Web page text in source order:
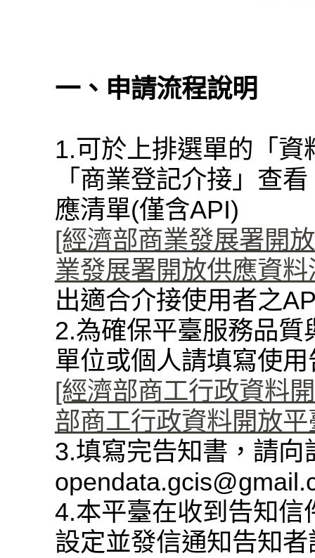
一、申請流程說明
1.可於上排選單的「
「商業登記介接」查
應清單(僅含API)
[經濟部商業發展署開
業發展署開放供應資
出適合介接使用者之
2.為確保平臺服務品
單位或個人請填寫使
[經濟部商工行政資料
部商工行政資料開放
3.填寫完告知書，請
4.本平臺在收到告知信
設定並發信通知告知